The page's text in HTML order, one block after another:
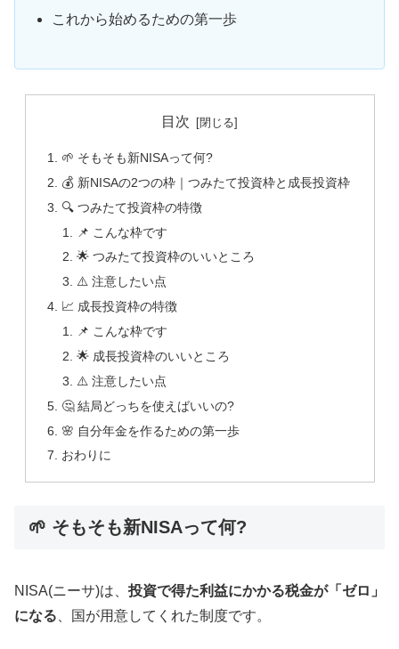
これから始めるための第一歩
目次
🌱 そもそも新NISAって何?
💰 新NISAの2つの枠｜つみたて投資枠と成長投資枠
🔍 つみたて投資枠の特徴
📌 こんな枠です
🌟 つみたて投資枠のいいところ
⚠️ 注意したい点
📈 成長投資枠の特徴
📌 こんな枠です
🌟 成長投資枠のいいところ
⚠️ 注意したい点
🤔 結局どっちを使えばいいの?
🌸 自分年金を作るための第一歩
おわりに
🌱 そもそも新NISAって何?
NISA(ニーサ)は、 投資で得た利益にかかる税金が「ゼロ」
になる 、国が用意してくれた制度です。